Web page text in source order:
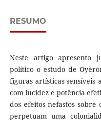
RESUMO
Neste artigo apresento
político o estudo de
figuras artísticas-sensíveis
com lucidez e potência
dos efeitos nefastos
perpetuam uma